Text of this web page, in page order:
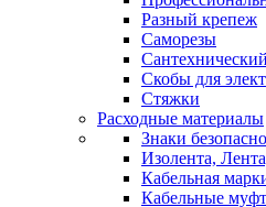
Разный крепеж
Саморезы
Скобы для
Стяжки
Расходные материалы
Знаки
Изолента,
Кабельная
Кабельные